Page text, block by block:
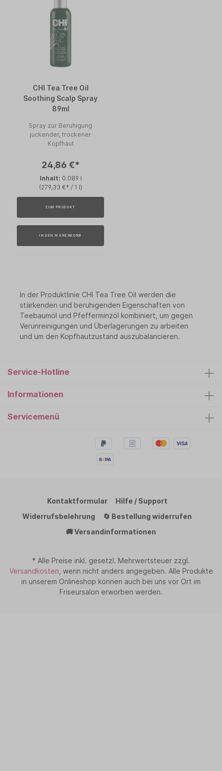
CHI Tea Tree Oil
Soothing Scalp Spray
89ml
Spray zur Beruhigung
juckender, trockener
Kopfhaut
24,86 €*
Inhalt: 0.089 l
(279,33 €* / 1 l)
ZUM PRODUKT
IN DEN WARENKORB
In der Produktlinie CHI Tea Tree Oil werden die
stärkenden und beruhigenden Eigenschaften von
Teebaumöl und Pfefferminzöl kombiniert, um gegen
Verunreinigungen und Überlagerungen zu arbeiten
und um den Kopfhautzustand auszubalancieren.
Service-Hotline
Informationen
Servicemenü
Kontaktformular
Hilfe / Support
Widerrufsbelehrung
🔄 Bestellung widerrufen
🚚 Versandinformationen
* Alle Preise inkl. gesetzl. Mehrwertsteuer zzgl.
Versandkosten , wenn nicht anders angegeben. Alle Produkte
in unserem Onlineshop können auch bei uns vor Ort im
Friseursalon erworben werden.